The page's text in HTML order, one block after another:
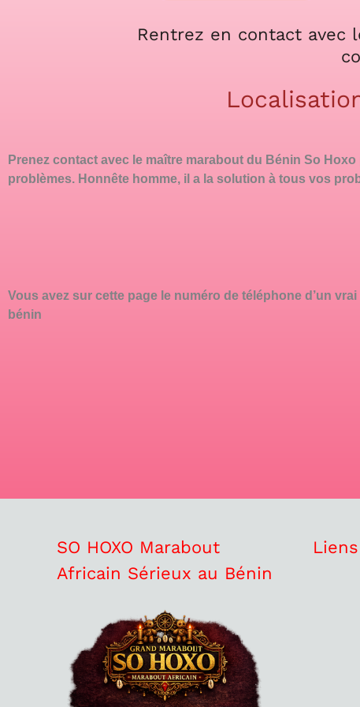
Rentrez en contact avec
Prenez contact avec le maître marabout du Bénin So
problèmes. Honnête homme, il a la solution à tous vos
Vous avez sur cette page le numéro de téléphone d’un
bénin
SO HOXO Marabout
Africain Sérieux au Bénin